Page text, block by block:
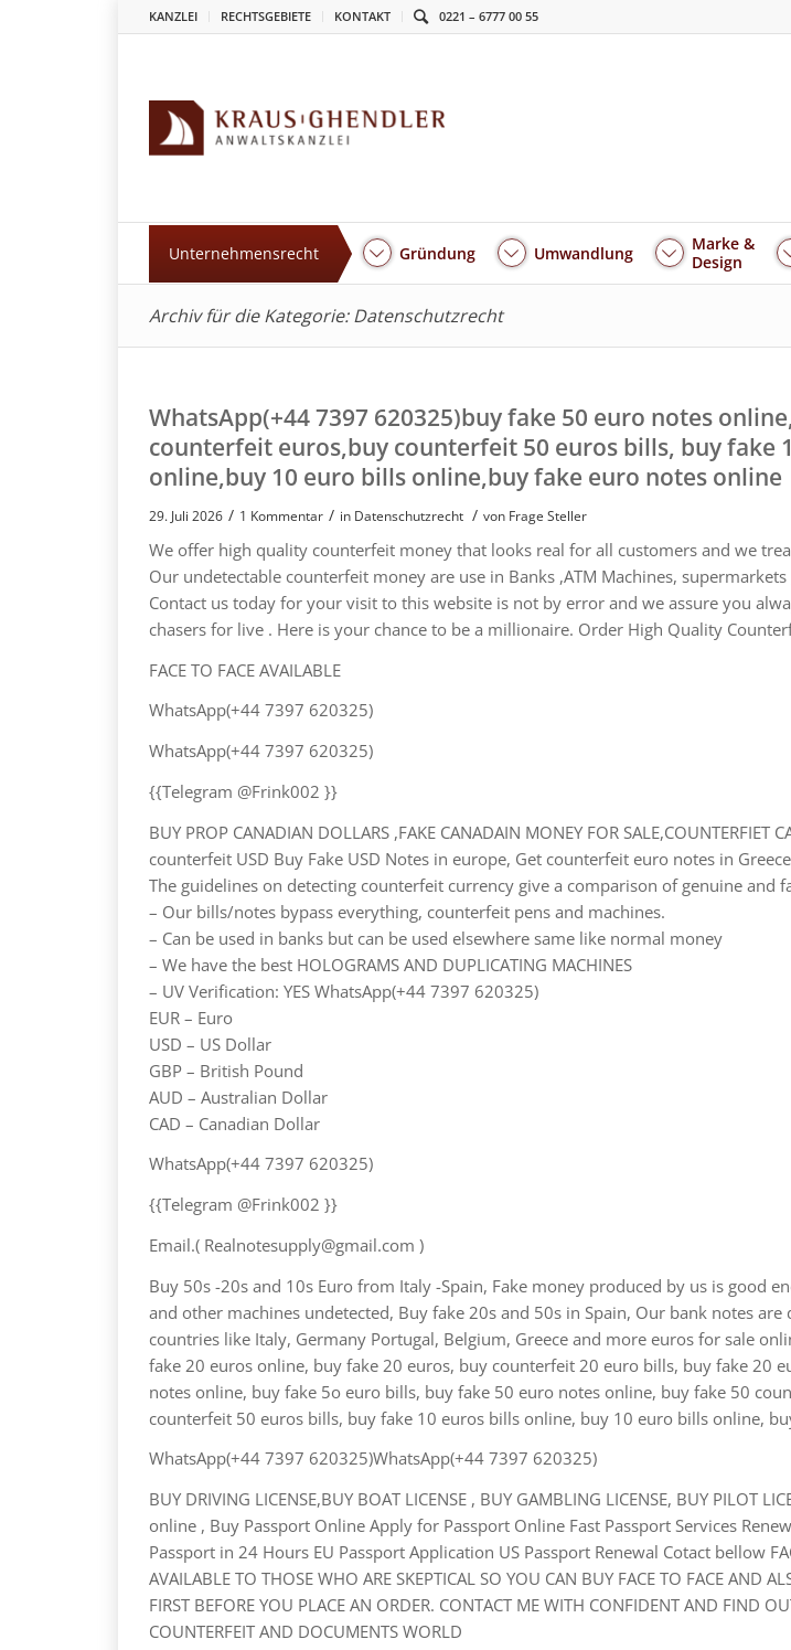
KANZLEI RECHTSGEBIETE KONTAKT 0221 – 6777 00 55
Unternehmensrecht Gründung Umwandlung
Marke &
Design
Archiv für die Kategorie: Datenschutzrecht
WhatsApp(+44 7397 620325)buy fake 50 euro notes
counterfeit euros,buy counterfeit 50 euros bills, buy fake
online,buy 10 euro bills online,buy fake euro notes online
29. Juli 2026 / 1 Kommentar / in Datenschutzrecht / von Frage Steller
We offer high quality counterfeit money that looks real for all customers and we
Our undetectable counterfeit money are use in Banks ,ATM Machines,
Contact us today for your visit to this website is not by error and we assure you
chasers for live . Here is your chance to be a millionaire. Order High Quality
FACE TO FACE AVAILABLE
WhatsApp(+44 7397 620325)
WhatsApp(+44 7397 620325)
{{Telegram @Frink002 }}
BUY PROP CANADIAN DOLLARS ,FAKE CANADAIN MONEY FOR SALE,COUNTERFIET
counterfeit USD Buy Fake USD Notes in europe, Get counterfeit euro notes in Greece
The guidelines on detecting counterfeit currency give a comparison of genuine and
– Our bills/notes bypass everything, counterfeit pens and machines.
– Can be used in banks but can be used elsewhere same like normal money
– We have the best HOLOGRAMS AND DUPLICATING MACHINES
– UV Verification: YES WhatsApp(+44 7397 620325)
EUR – Euro
USD – US Dollar
GBP – British Pound
AUD – Australian Dollar
CAD – Canadian Dollar
WhatsApp(+44 7397 620325)
{{Telegram @Frink002 }}
Email.( Realnotesupply@gmail.com )
Buy 50s -20s and 10s Euro from Italy -Spain, Fake money produced by us is good
and other machines undetected, Buy fake 20s and 50s in Spain, Our bank notes
countries like Italy, Germany Portugal, Belgium, Greece and more euros for sale
fake 20 euros online, buy fake 20 euros, buy counterfeit 20 euro bills, buy fake 20
notes online, buy fake 5o euro bills, buy fake 50 euro notes online, buy fake 50
counterfeit 50 euros bills, buy fake 10 euros bills online, buy 10 euro bills online,
WhatsApp(+44 7397 620325)WhatsApp(+44 7397 620325)
BUY DRIVING LICENSE,BUY BOAT LICENSE , BUY GAMBLING LICENSE, BUY PILOT
online , Buy Passport Online Apply for Passport Online Fast Passport Services
Passport in 24 Hours EU Passport Application US Passport Renewal Cotact bellow
AVAILABLE TO THOSE WHO ARE SKEPTICAL SO YOU CAN BUY FACE TO FACE AND
FIRST BEFORE YOU PLACE AN ORDER. CONTACT ME WITH CONFIDENT AND FIND
COUNTERFEIT AND DOCUMENTS WORLD